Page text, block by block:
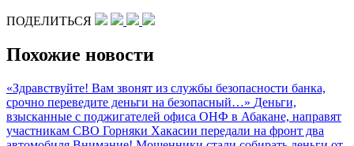
ПОДЕЛИТЬСЯ
Похожие новости
«Здравствуйте! Вам звонят из службы безопасности банка,
срочно переведите деньги на безопасный…» Деньги,
взысканные с поджигателей офиса ОНФ в Абакане, направят
участникам СВО Горняки Хакасии передали на фронт два